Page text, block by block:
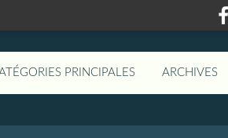
PRINCIPALES ARCHIVES